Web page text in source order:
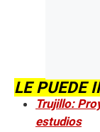
LE PUEDE
Trujillo:
estudios